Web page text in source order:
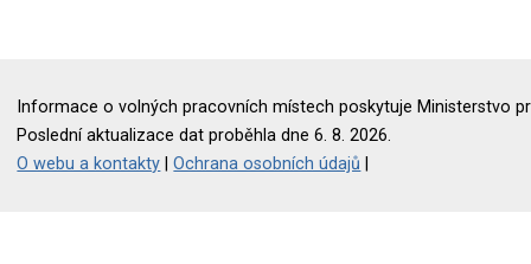
Informace o volných pracovních místech poskytuje Ministerstvo
Poslední aktualizace dat proběhla dne 6. 8. 2026.
O webu a kontakty |Ochrana osobních údajů